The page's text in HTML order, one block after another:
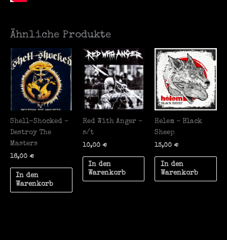
Ähnliche Produkte
Shell-Shocked –
Destroy The
Masters
16,00 €
In den
Warenkorb
Red With Anger –
s/t
10,00 €
In den
Warenkorb
Helem – Black
Sheep
13,00€
In den
Warenkorb